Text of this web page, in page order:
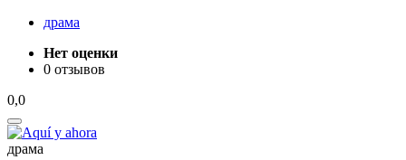
драма
Нет оценки
0 отзывов
0,0
драма